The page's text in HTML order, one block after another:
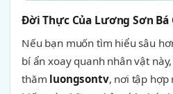
Đời Thực Của Lương Sơn Bá
Nếu bạn muốn tìm hiểu sâu
bí ẩn xoay quanh nhân vật
thăm luongsontv, nơi tập hợp